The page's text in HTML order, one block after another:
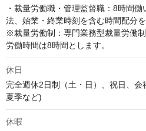
・裁量労働職・管理監督職：8時間
法、始業・終業時刻を含む時間配分
※裁量労働制：専門業務型裁量労働
労働時間は8時間とします。
休日
完全週休2日制（土・日）、祝日、会
夏季など)
休暇